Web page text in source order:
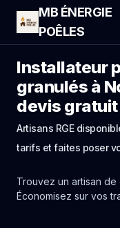
MB ÉNERGIE
POÊLES
Installateur
granulés à
devis
Artisans RGE
tarifs et faites poser
Trouvez un artisan de
Économisez sur vos